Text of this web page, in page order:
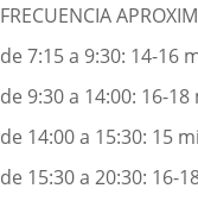
FRECUENCIA
de 7:15 a 9:30: 14-16
de 9:30 a 14:00: 16-18
de 14:00 a 15:30: 15
de 15:30 a 20:30: 16-